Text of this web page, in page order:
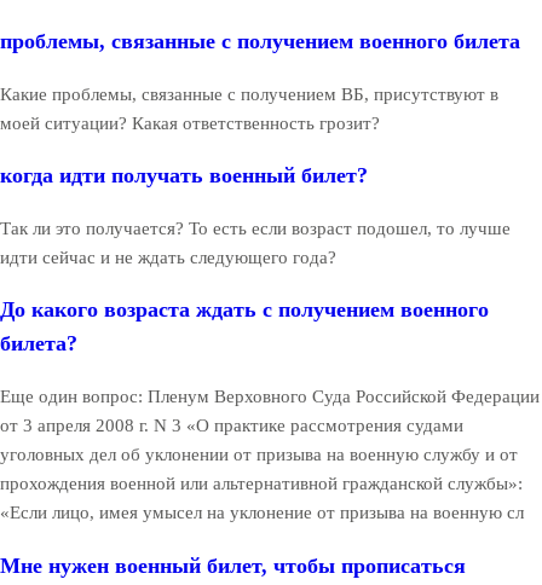
проблемы, связанные с получением военного билета
Какие проблемы, связанные с получением ВБ, присутствуют в
моей ситуации? Какая ответственность грозит?
когда идти получать военный билет?
Так ли это получается? То есть если возраст подошел, то лучше
идти сейчас и не ждать следующего года?
До какого возраста ждать с получением военного
билета?
Еще один вопрос: Пленум Верховного Суда Российской Федерации
от 3 апреля 2008 г. N 3 «О практике рассмотрения судами
уголовных дел об уклонении от призыва на военную службу и от
прохождения военной или альтернативной гражданской службы»:
«Если лицо, имея умысел на уклонение от призыва на военную сл
Мне нужен военный билет, чтобы прописаться